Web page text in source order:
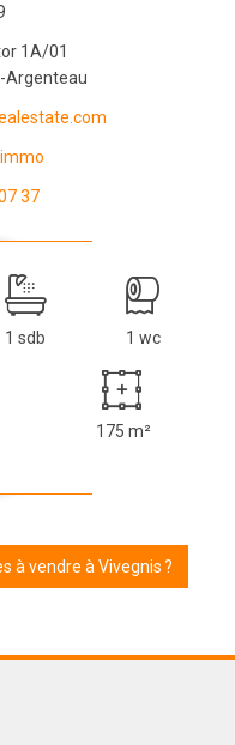
1A/01
Argenteau
37
1 sdb 1 wc
175 m²
à vendre à Vivegnis ?